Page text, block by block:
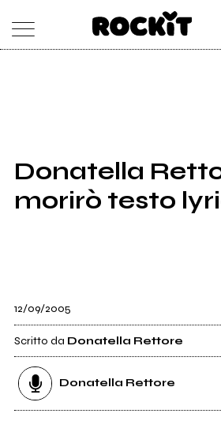
SHOP
RADIO
Donatella
morirò testo
12/09/2005
Scritto da Donatella Rettore
Donatella Rettore